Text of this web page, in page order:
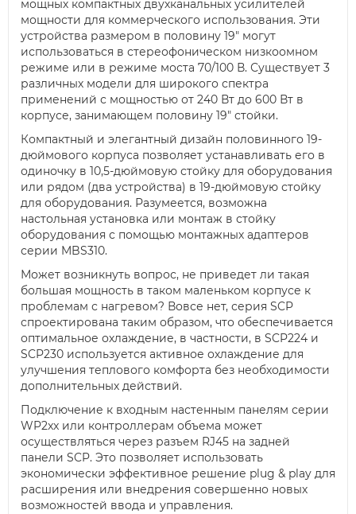
мощных компактных двухканальных усилителей
мощности для коммерческого использования. Эти
устройства размером в половину 19" могут
использоваться в стереофоническом низкоомном
режиме или в режиме моста 70/100 В. Существует 3
различных модели для широкого спектра
применений с мощностью от 240 Вт до 600 Вт в
корпусе, занимающем половину 19" стойки.
Компактный и элегантный дизайн половинного 19-
дюймового корпуса позволяет устанавливать его в
одиночку в 10,5-дюймовую стойку для оборудования
или рядом (два устройства) в 19-дюймовую стойку
для оборудования. Разумеется, возможна
настольная установка или монтаж в стойку
оборудования с помощью монтажных адаптеров
серии MBS310.
Может возникнуть вопрос, не приведет ли такая
большая мощность в таком маленьком корпусе к
проблемам с нагревом? Вовсе нет, серия SCP
спроектирована таким образом, что обеспечивается
оптимальное охлаждение, в частности, в SCP224 и
SCP230 используется активное охлаждение для
улучшения теплового комфорта без необходимости
дополнительных действий.
Подключение к входным настенным панелям серии
WP2xx или контроллерам объема может
осуществляться через разъем RJ45 на задней
панели SCP. Это позволяет использовать
экономически эффективное решение plug & play для
расширения или внедрения совершенно новых
возможностей ввода и управления.